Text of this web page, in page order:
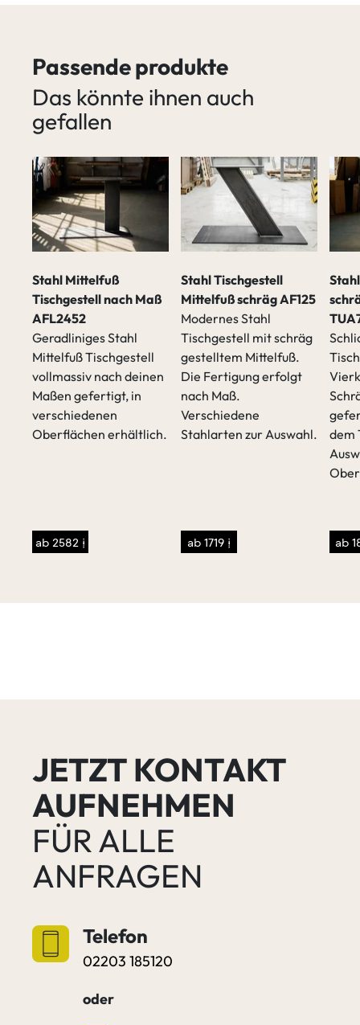
Passende produkte
Das könnte ihnen auch
gefallen
Stahl Mittelfuß
Tischgestell nach Maß
AFL2452
Geradliniges Stahl
Mittelfuß Tischgestell
vollmassiv nach deinen
Maßen gefertigt, in
verschiedenen
Oberflächen erhältlich.
ab 2582 €
Stahl Tischgestell
Mittelfuß schräg AF125
Modernes Stahl
Tischgestell mit schräg
gestelltem Mittelfuß.
Die Fertigung erfolgt
nach Maß.
Verschiedene
Stahlarten zur Auswahl.
ab 1719 €
dem
ab
JETZT KONTAKT
AUFNEHMEN
FÜR ALLE
ANFRAGEN
Telefon
02203 185120
oder